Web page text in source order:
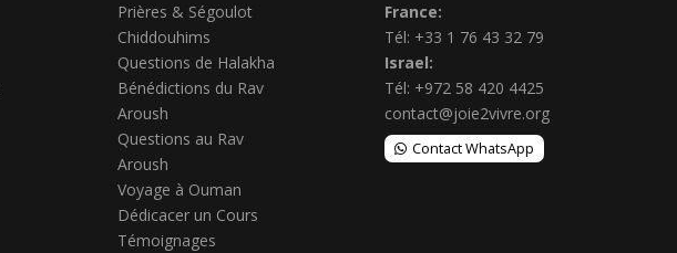
Prières & Ségoulot
Chiddouhims
Questions de Halakha
Bénédictions du Rav
Aroush
Questions au Rav
Aroush
Voyage à Ouman
Dédicacer un Cours
Témoignages
France:
Tél: +33 1 76 43 32 79
Israel:
Tél: +972 58 420 4425
contact@joie2vivre.org
Contact WhatsApp